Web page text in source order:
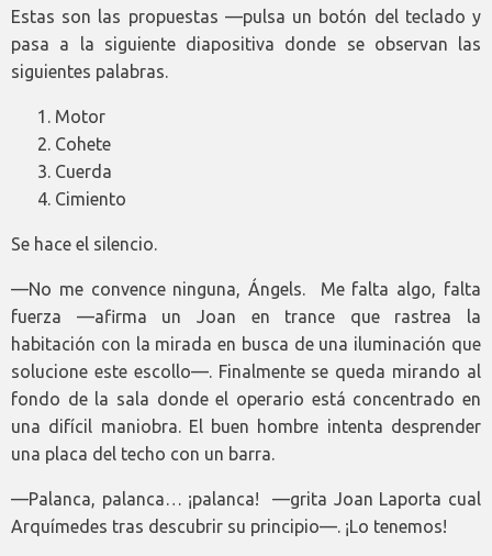
Estas son las propuestas —pulsa un botón del teclado y
pasa a la siguiente diapositiva donde se observan las
siguientes palabras.
Motor
Cohete
Cuerda
Cimiento
Se hace el silencio.
—No me convence ninguna, Ángels. Me falta algo, falta
fuerza —afirma un Joan en trance que rastrea la
habitación con la mirada en busca de una iluminación que
solucione este escollo—. Finalmente se queda mirando al
fondo de la sala donde el operario está concentrado en
una difícil maniobra. El buen hombre intenta desprender
una placa del techo con un barra.
—Palanca, palanca… ¡palanca! ­ —grita Joan Laporta cual
Arquímedes tras descubrir su principio—. ¡Lo tenemos!